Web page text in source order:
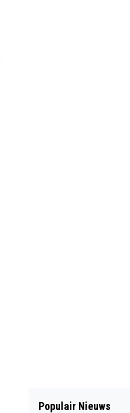
Populair Nieuws